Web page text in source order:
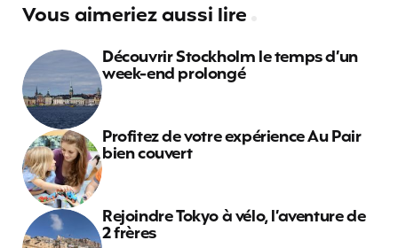
Vous aimeriez aussi lire
Découvrir Stockholm le temps d’un
week-end prolongé
Profitez de votre expérience Au Pair
bien couvert
Rejoindre Tokyo à vélo, l’aventure de
2 frères